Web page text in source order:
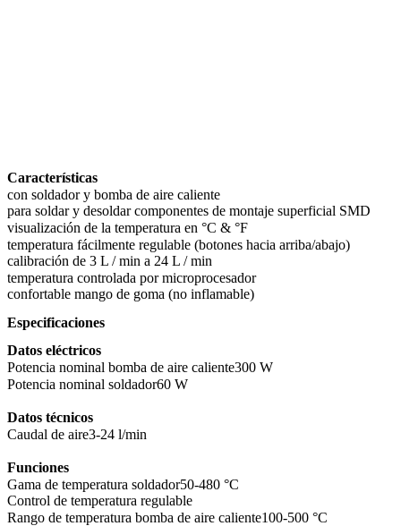
Características
con soldador y bomba de aire caliente
para soldar y desoldar componentes de montaje superficial SMD
visualización de la temperatura en °C & °F
temperatura fácilmente regulable (botones hacia arriba/abajo)
calibración de 3 L / min a 24 L / min
temperatura controlada por microprocesador
confortable mango de goma (no inflamable)
Especificaciones
Datos eléctricos
Potencia nominal bomba de aire caliente300 W
Potencia nominal soldador60 W
Datos técnicos
Caudal de aire3-24 l/min
Funciones
Gama de temperatura soldador50-480 °C
Control de temperatura regulable
Rango de temperatura bomba de aire caliente100-500 °C